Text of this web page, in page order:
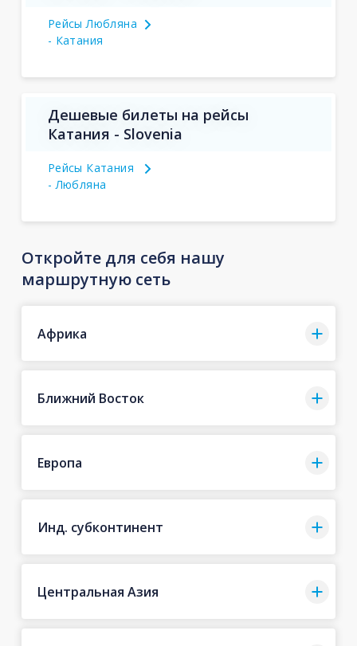
Рейсы Любляна
- Катания
Дешевые билеты на рейсы
Катания - Slovenia
Рейсы Катания
- Любляна
Откройте для себя нашу
маршрутную сеть
Африка
Ближний Восток
Европа
Инд. субконтинент
Центральная Азия